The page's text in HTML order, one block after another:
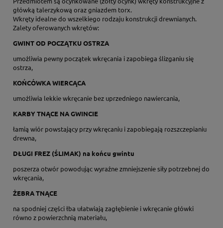
główką talerzykową oraz gniazdem torx.
Wkręty idealne do wszelkiego rodzaju konstrukcji drewnianych.
Zalety oferowanych wkrętów:
GWINT OD POCZĄTKU OSTRZA
umożliwia pewny początek wkręcania i zapobiega ślizganiu się
ostrza,
KOŃCÓWKA WIERCĄCA
umożliwia lekkie wkręcanie bez uprzedniego nawiercania,
KARBY TNĄCE NA GWINCIE
łamią wiór powstający przy wkręcaniu i zapobiegają rozszczepianiu
drewna,
DŁUGI FREZ (ŚLIMAK) na końcu gwintu
poszerza otwór powodując wyraźne zmniejszenie siły potrzebnej do
wkręcania,
ŻEBRA TNĄCE
na spodniej części łba ułatwiają zagłębienie i wkręcanie główki
równo z powierzchnią materiału,